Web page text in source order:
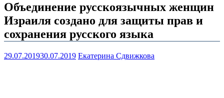
Объединение русскоязычных женщин
Израиля создано для защиты прав и
сохранения русского языка
29.07.201930.07.2019 Екатерина Сдвижкова